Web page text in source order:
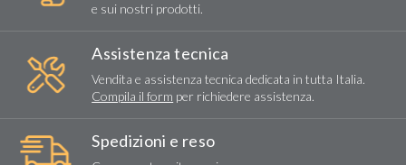
e sui nostri prodotti.
Assistenza tecnica
Vendita e assistenza tecnica dedicata in tutta Italia.
Compila il form per richiedere assistenza.
Spedizioni e reso